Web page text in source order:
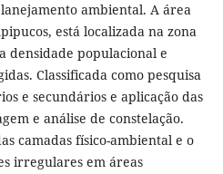
ambiental. A área
está localizada na zona
densidade populacional e
Classificada como pesquisa
e secundários e aplicação das
e análise de constelação.
camadas físico-ambiental e o
irregulares em áreas